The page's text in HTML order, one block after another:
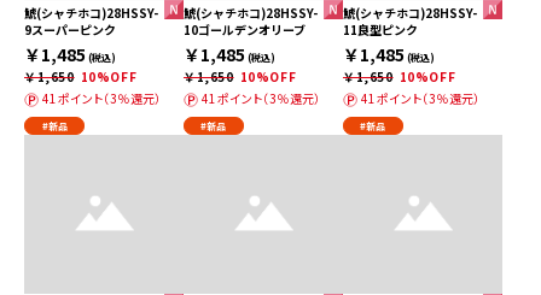
鯱(シャチホコ)28HSSY-
9スーパーピンク
￥1,485 (税込)
￥1,650 10%OFF
41ポイント（3％還元）
#新品
鯱(シャチホコ)28HSSY-
10ゴールデンオリーブ
￥1,485 (税込)
￥1,650 10%OFF
41ポイント（3％還元）
#新品
鯱(シャチホコ)28HSSY-
11良型ピンク
￥1,485 (税込)
￥1,650 10%OFF
41ポイント（3％還元）
#新品